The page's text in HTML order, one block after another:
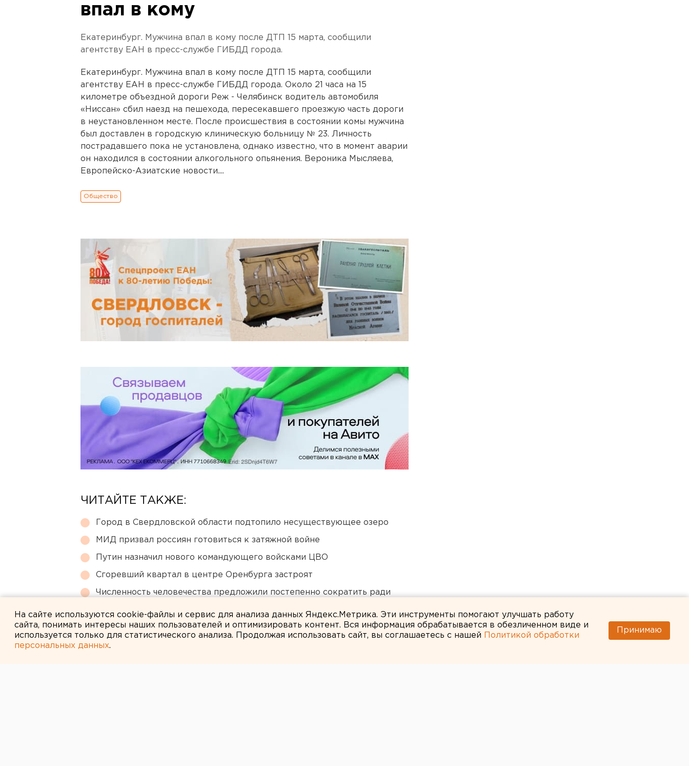
впал в кому
Екатеринбург. Мужчина впал в кому после ДТП 15 марта, сообщили
агентству ЕАН в пресс-службе ГИБДД города.
Екатеринбург. Мужчина впал в кому после ДТП 15 марта, сообщили
агентству ЕАН в пресс-службе ГИБДД города. Около 21 часа на 15
километре объездной дороги Реж - Челябинск водитель автомобиля
«Ниссан» сбил наезд на пешехода, пересекавшего проезжую часть дороги
в неустановленном месте. После происшествия в состоянии комы мужчина
был доставлен в городскую клиническую больницу № 23. Личность
пострадавшего пока не установлена, однако известно, что в момент аварии
он находился в состоянии алкогольного опьянения. Вероника Мысляева,
Европейско-Азиатские новости....
Общество
ЧИТАЙТЕ ТАКЖЕ:
Город в Свердловской области подтопило несуществующее озеро
МИД призвал россиян готовиться к затяжной войне
Путин назначил нового командующего войсками ЦВО
Сгоревший квартал в центре Оренбурга застроят
Численность человечества предложили постепенно сократить ради
На сайте используются cookie-файлы и сервис для анализа данных Яндекс.Метрика. Эти инструменты помогают улучшать работу
сайта, понимать интересы наших пользователей и оптимизировать контент. Вся информация обрабатывается в обезличенном виде и
используется только для статистического анализа. Продолжая использовать сайт, вы соглашаетесь с нашей
Политикой обработки
персональных данных.
Принимаю